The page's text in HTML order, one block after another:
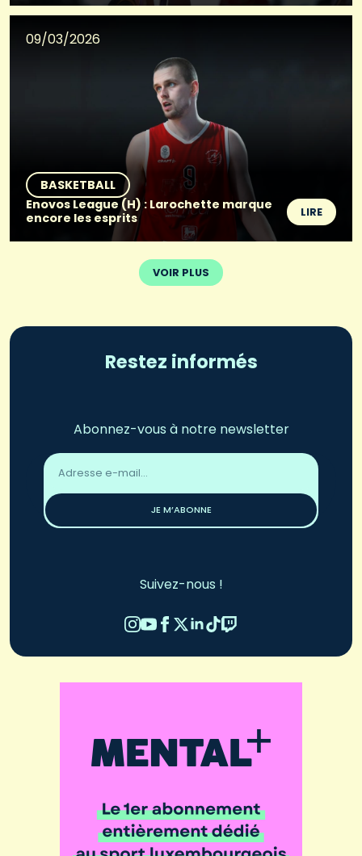
09/03/2026
BASKETBALL
Enovos League (H) : Larochette marque
encore les esprits
LIRE
VOIR PLUS
Restez informés
Abonnez-vous à notre newsletter
Adresse
email
JE M’ABONNE
Suivez-nous !